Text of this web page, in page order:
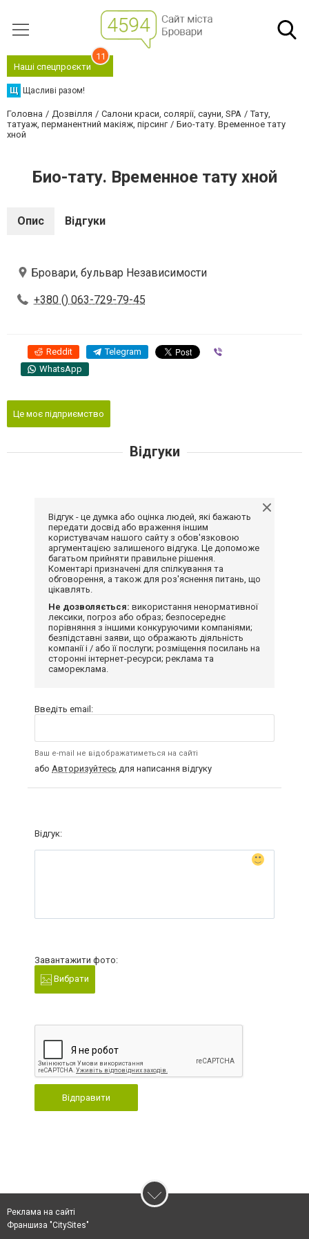
Наші спецпроєкти
11
Щ Щасливі разом!
Головна Дозвілля Салони краси, солярії, сауни, SPA
Тату,
татуаж, перманентний макіяж, пірсинг
Био-тату. Временное тату
хной
Био-тату. Временное тату хной
Опис Відгуки
Бровари, бульвар Независимости
+380 () 063-729-79-45
Reddit Telegram
WhatsApp
Це моє підприємство
Відгуки
Відгук - це думка або оцінка людей, які бажають
передати досвід або враження іншим
користувачам нашого сайту з обов'язковою
аргументацією залишеного відгука. Це допоможе
багатьом прийняти правильне рішення.
Коментарі призначені для спілкування та
обговорення, а також для роз'яснення питань, що
цікавлять.
Не дозволяється: використання ненормативної
лексики, погроз або образ; безпосереднє
порівняння з іншими конкуруючими компаніями;
безпідставні заяви, що ображають діяльність
компанії і / або її послуги; розміщення посилань на
сторонні інтернет-ресурси; реклама та
самореклама.
Введіть email:
Ваш e-mail не відображатиметься на сайті
або Авторизуйтесь для написання відгуку
Відгук:
Завантажити фото:
Вибрати
Відправити
Реклама на сайті
Франшиза "CitySites"